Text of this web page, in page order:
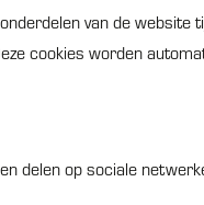
van de website
cookies worden
op sociale